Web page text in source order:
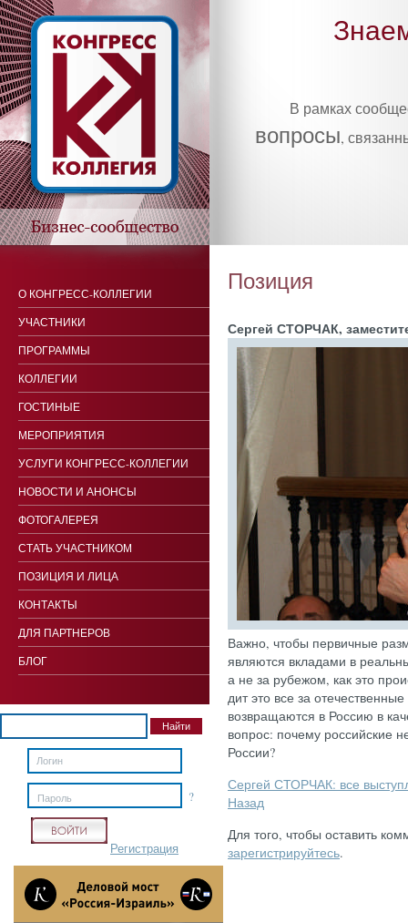
В рамках
вопросы,
Позиция
Сер­гей СТОР­ЧАК,
Важ­но, что­бы пер­вичные
яв­ля­ют­ся вкла­дами в
а не за ру­бежом, как это
дит это все за
воз­вра­ща­ют­ся в Рос­сию в
воп­рос: по­чему рос­сий­ские
Рос­сии?
Сергей СТОРЧАК: все
Назад
Для того, чтобы оставить
зарегистрируйтесь.
О КОНГРЕСС-КОЛЛЕГИИ
УЧАСТНИКИ
ПРОГРАММЫ
КОЛЛЕГИИ
ГОСТИНЫЕ
МЕРОПРИЯТИЯ
УСЛУГИ КОНГРЕСС-КОЛЛЕГИИ
НОВОСТИ И АНОНСЫ
ФОТОГАЛЕРЕЯ
СТАТЬ УЧАСТНИКОМ
ПОЗИЦИЯ И ЛИЦА
КОНТАКТЫ
ДЛЯ ПАРТНЕРОВ
БЛОГ
?
Пароль
Регистрация